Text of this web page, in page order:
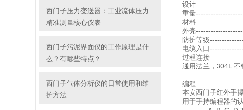
西门子压力变送器：工业流体压力
精准测量核心仪表
西门子污泥界面仪的工作原理是什
么？有哪些特点？
西门子气体分析仪的日常使用和维
护方法
设计
重量
材料
外壳
防护等级
电缆入口
过程连接
通用法兰，304L
B2238 螺栓
编程
本安西门子红外手
用于手持编程